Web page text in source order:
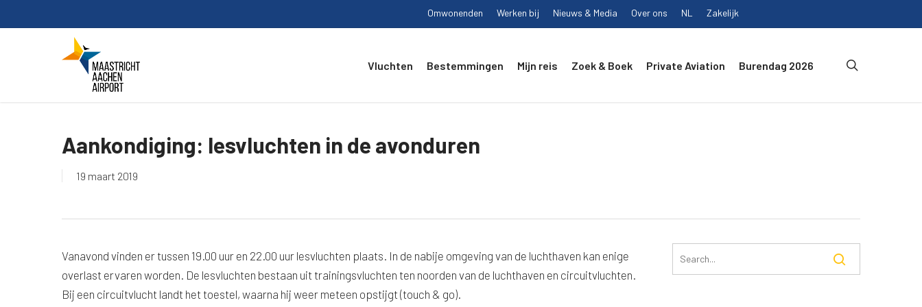
to
Omwonenden Werken bij Nieuws & Media Over ons NL Zakelijk
Vluchten Bestemmingen Mijn reis Zoek & Boek Private Aviation Burendag 2026
Aankondiging: lesvluchten in de avonduren
19 maart 2019
Vanavond vinden er tussen 19.00 uur en 22.00 uur lesvluchten plaats. In de nabije omgeving van de luchthaven kan enige
overlast ervaren worden. De lesvluchten bestaan uit trainingsvluchten ten noorden van de luchthaven en circuitvluchten.
Bij een circuitvlucht landt het toestel, waarna hij weer meteen opstijgt (touch & go).